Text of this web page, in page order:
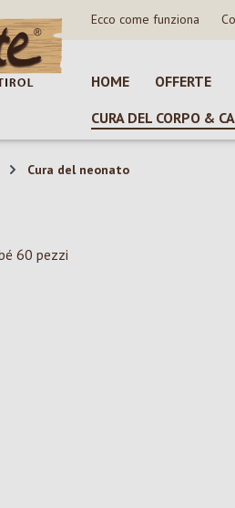
Ecco come funziona
HOME OFFERTE
CURA DEL CORPO &
Cura del neonato